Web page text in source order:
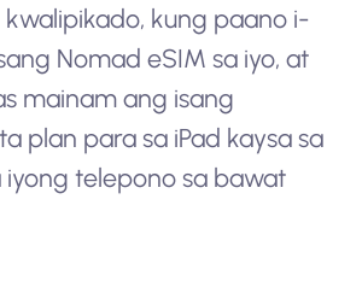
kung paano i-
Nomad eSIM sa iyo, at
mainam ang isang
plan para sa iPad kaysa sa
telepono sa bawat